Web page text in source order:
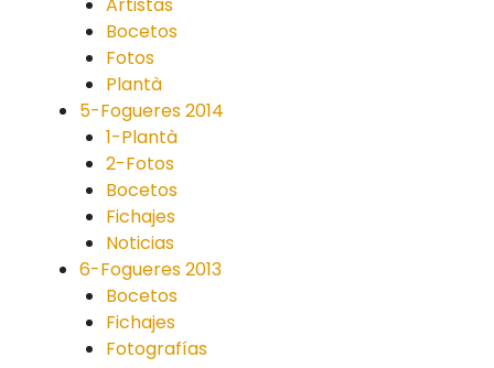
Bocetos
Fotos
Plantà
5-Fogueres 2014
1-Plantà
2-Fotos
Bocetos
Fichajes
Noticias
6-Fogueres 2013
Bocetos
Fichajes
Fotografías